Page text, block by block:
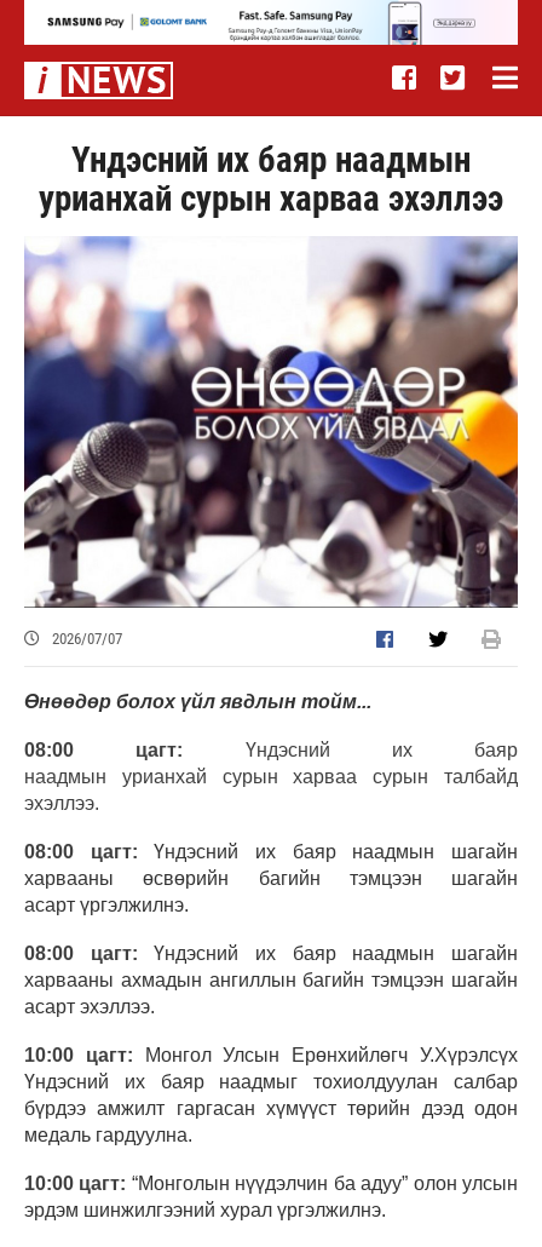
Үндэсний их баяр наадмын
урианхай сурын харваа эхэллээ
2026/07/07
Өнөөдөр болох үйл явдлын тойм...
08:00 цагт: Үндэсний их баяр
наадмын урианхай сурын харваа сурын талбайд
эхэллээ.
08:00 цагт: Үндэсний их баяр наадмын шагайн
харвааны өсвөрийн багийн тэмцээн шагайн
асарт үргэлжилнэ.
08:00 цагт: Үндэсний их баяр наадмын шагайн
харвааны ахмадын ангиллын багийн тэмцээн шагайн
асарт эхэллээ.
10:00 цагт: Монгол Улсын Ерөнхийлөгч У.Хүрэлсүх
Үндэсний их баяр наадмыг тохиолдуулан салбар
бүрдээ амжилт гаргасан хүмүүст төрийн дээд одон
медаль гардуулна.
10:00 цагт: “Монголын нүүдэлчин ба адуу” олон улсын
эрдэм шинжилгээний хурал үргэлжилнэ.